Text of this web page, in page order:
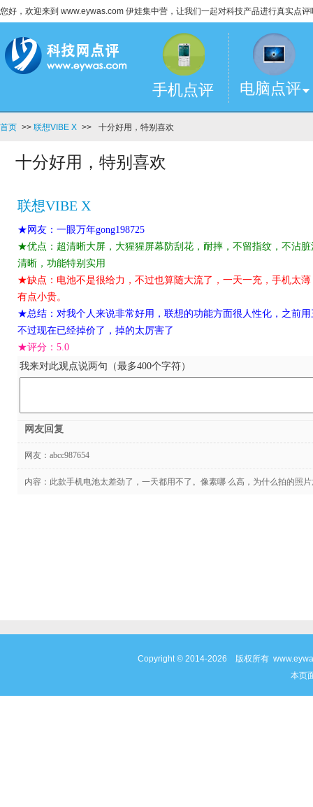
您好，欢迎来到 www.eywas.com 伊娃集中营，让我们一起对科技产品进行真实点评
手机点评 电脑点评
首页 >> 联想VIBE X >> 十分好用，特别喜欢
十分好用，特别喜欢
联想VIBE X
★网友：一眼万年gong198725
★优点：超清晰大屏，大猩猩屏幕防刮花，耐摔，不留指纹，不沾
清晰，功能特别实用
★缺点：电池不是很给力，不过也算随大流了，一天一充，手机太
有点小贵。
★总结：对我个人来说非常好用，联想的功能方面很人性化，之前
不过现在已经掉价了，掉的太厉害了
★评分： 5.0
我来对此观点说两句（最多400个字符）
网友回复
网友： abcc987654
内容：此款手机电池太差劲了，一天都用不了。像素哪 么高，为什么拍的照
Copyright © 2014-2026 版权所有
本页